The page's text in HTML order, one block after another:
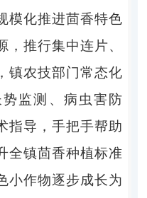
模化推进茴香特色
推行集中连片、
镇农技部门常态化
监测、病虫害防
指导，手把手帮助
全镇茴香种植标准
小作物逐步成长为